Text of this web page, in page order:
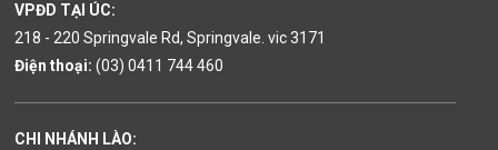
VPĐD TẠI ÚC:
218 - 220 Springvale Rd, Springvale. vic 3171
Điện thoại: (03) 0411 744 460
CHI NHÁNH LÀO: